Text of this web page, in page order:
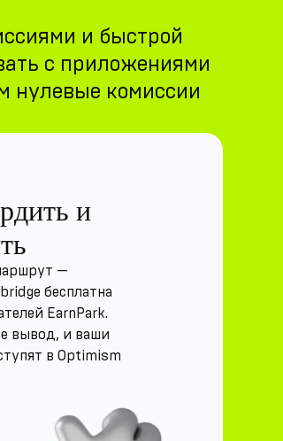
и быстрой
с приложениями
нулевые комиссии
и
—
бесплатна
EarnPark.
вывод, и ваши
в Optimism